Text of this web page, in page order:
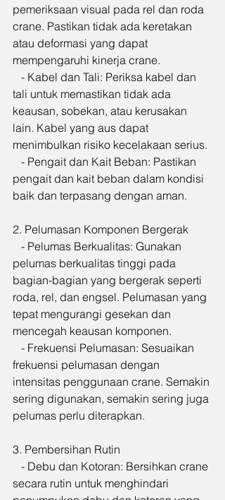
pemeriksaan visual pada rel dan roda
crane. Pastikan tidak ada keretakan
atau deformasi yang dapat
mempengaruhi kinerja crane.
- Kabel dan Tali: Periksa kabel dan
tali untuk memastikan tidak ada
keausan, sobekan, atau kerusakan
lain. Kabel yang aus dapat
menimbulkan risiko kecelakaan serius.
- Pengait dan Kait Beban: Pastikan
pengait dan kait beban dalam kondisi
baik dan terpasang dengan aman.
2. Pelumasan Komponen Bergerak
- Pelumas Berkualitas: Gunakan
pelumas berkualitas tinggi pada
bagian-bagian yang bergerak seperti
roda, rel, dan engsel. Pelumasan yang
tepat mengurangi gesekan dan
mencegah keausan komponen.
- Frekuensi Pelumasan: Sesuaikan
frekuensi pelumasan dengan
intensitas penggunaan crane. Semakin
sering digunakan, semakin sering juga
pelumas perlu diterapkan.
3. Pembersihan Rutin
- Debu dan Kotoran: Bersihkan crane
secara rutin untuk menghindari